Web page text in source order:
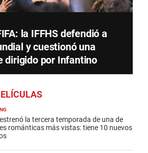
la IFFHS defendió a
y cuestionó una
dirigido por Infantino
la tercera temporada de una de
románticas más vistas: tiene 10 nuevos